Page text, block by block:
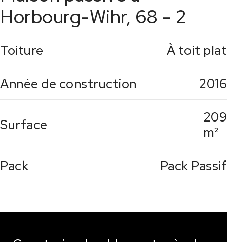
Horbourg-Wihr, 68 - 2
Toiture
À toit plat
Année de construction
2016
Surface 209
Pack Pack Passif